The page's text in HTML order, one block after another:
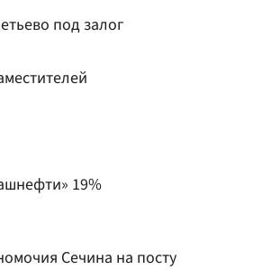
под залог
19%
Сечина на посту